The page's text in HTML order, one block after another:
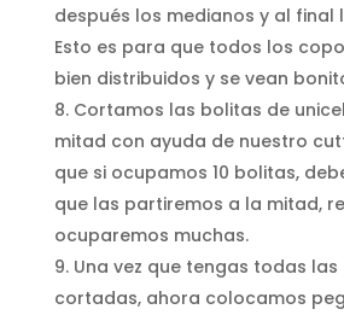
después los medianos y al final
Esto es para que todos los
bien distribuidos y se vean
Cortamos las bolitas de
mitad con ayuda de nuestro
que si ocupamos 10 bolitas,
que las partiremos a la mitad,
ocuparemos muchas.
Una vez que tengas todas
cortadas, ahora colocamos